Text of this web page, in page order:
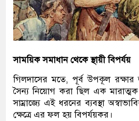
সাময়িক সমাধান থেকে স্থায়ী বিপর্যয়
গিলদাসের মতে, পূর্ব উপকূল রক্ষার
সৈন্য নিয়োগ করা ছিল এক
সাম্রাজ্যে এই ধরনের ব্যবস্থা
ক্ষেত্রে এর ফল হয় বিপর্যয়কর।